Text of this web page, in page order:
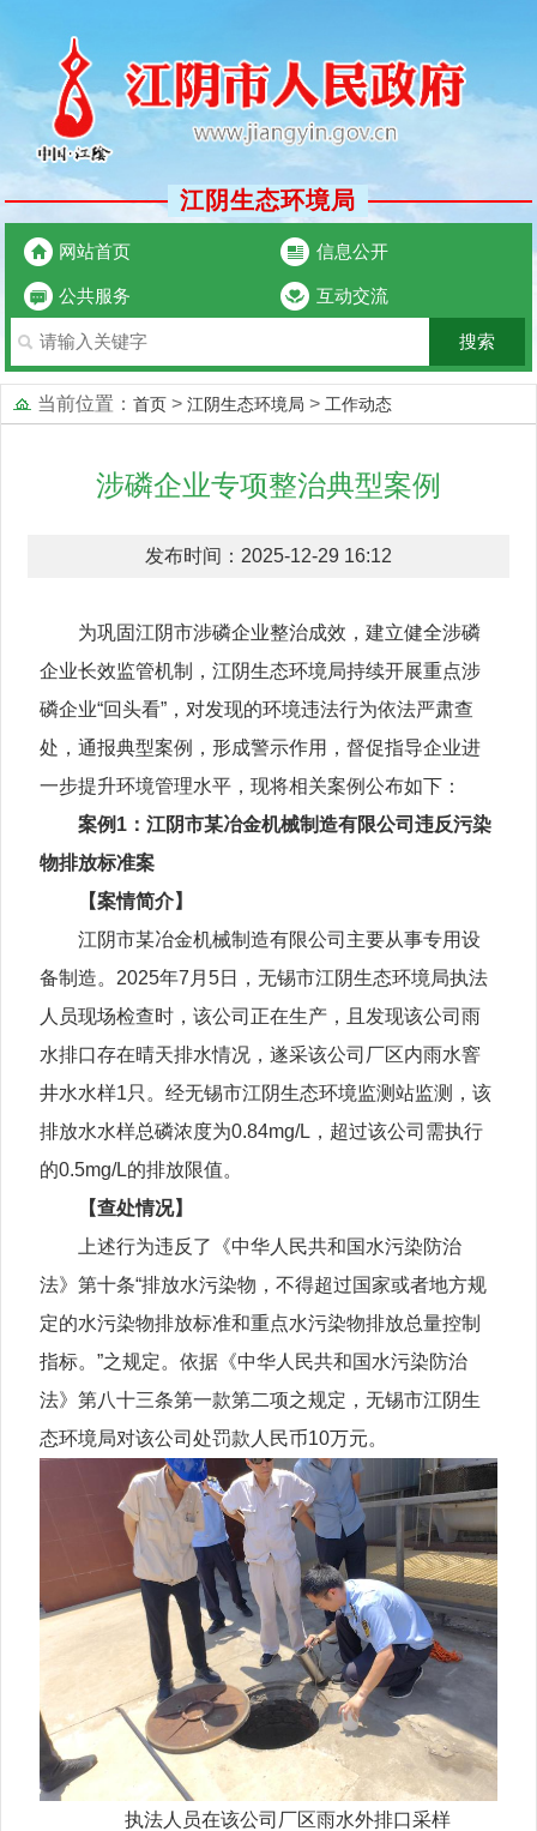
江阴生态环境局
网站首页 信息公开
公共服务 互动交流
当前位置： 首页 > 江阴生态环境局 > 工作动态
涉磷企业专项整治典型案例
发布时间：2025-12-29 16:12
为巩固江阴市涉磷企业整治成效，建立健全涉磷
企业长效监管机制，江阴生态环境局持续开展重点涉
磷企业“回头看”，对发现的环境违法行为依法严肃查
处，通报典型案例，形成警示作用，督促指导企业进
一步提升环境管理水平，现将相关案例公布如下：
案例1：江阴市某冶金机械制造有限公司违反污染
物排放标准案
【案情简介】
江阴市某冶金机械制造有限公司主要从事专用设
备制造。2025年7月5日，无锡市江阴生态环境局执法
人员现场检查时，该公司正在生产，且发现该公司雨
水排口存在晴天排水情况，遂采该公司厂区内雨水窨
井水水样1只。经无锡市江阴生态环境监测站监测，该
排放水水样总磷浓度为0.84mg/L，超过该公司需执行
的0.5mg/L的排放限值。
【查处情况】
上述行为违反了《中华人民共和国水污染防治
法》第十条“排放水污染物，不得超过国家或者地方规
定的水污染物排放标准和重点水污染物排放总量控制
指标。”之规定。依据《中华人民共和国水污染防治
法》第八十三条第一款第二项之规定，无锡市江阴生
态环境局对该公司处罚款人民币10万元。
执法人员在该公司厂区雨水外排口采样